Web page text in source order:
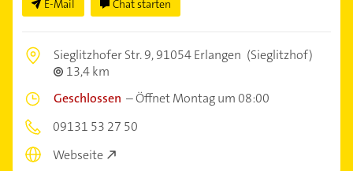
E-Mail Chat starten
Sieglitzhofer Str. 9,91054 Erlangen (Sieglitzhof)
13,4 km
Geschlossen –Öffnet Montag um 08:00
09131 53 27 50
Webseite